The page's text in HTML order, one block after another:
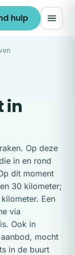
hulp
in
Op deze
in en rond
dit moment
30 kilometer;
Een
via
Ook in
mocht
in de buurt